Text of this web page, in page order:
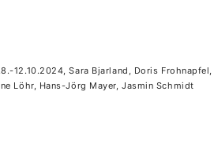
12.10.2024, Sara Bjarland, Doris Frohnapfel,
Löhr, Hans-Jörg Mayer, Jasmin Schmidt